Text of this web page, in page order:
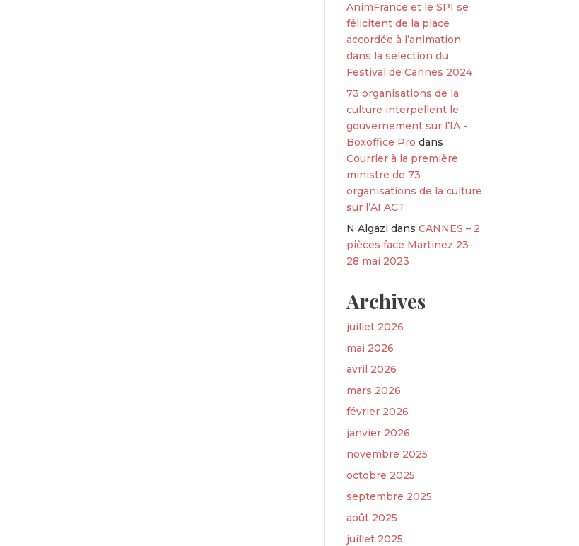
AnimFrance et le SPI se
félicitent de la place
accordée à l’animation
dans la sélection du
Festival de Cannes 2024
73 organisations de la
culture interpellent le
gouvernement sur l’IA -
Boxoffice Pro dans
Courrier à la première
ministre de 73
organisations de la culture
sur l’AI ACT
N Algazi dansCANNES – 2
pièces face Martinez 23-
28 mai 2023
Archives
juillet 2026
mai 2026
avril 2026
mars 2026
février 2026
janvier 2026
novembre 2025
octobre 2025
septembre 2025
août 2025
juillet 2025